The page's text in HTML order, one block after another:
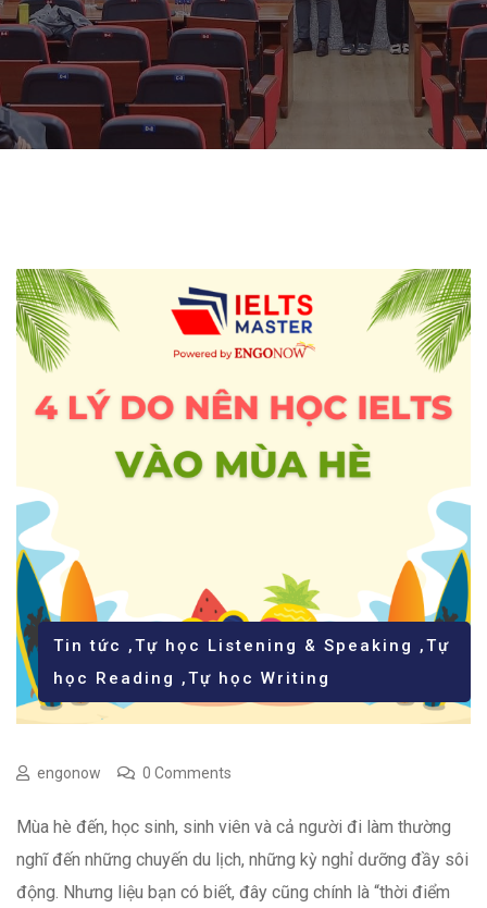
Tin tức ,Tự học Listening & Speaking ,Tự
học Reading ,Tự học Writing
engonow 0 Comments
Mùa hè đến, học sinh, sinh viên và cả người đi làm thường
nghĩ đến những chuyến du lịch, những kỳ nghỉ dưỡng đầy sôi
động. Nhưng liệu bạn có biết, đây cũng chính là “thời điểm